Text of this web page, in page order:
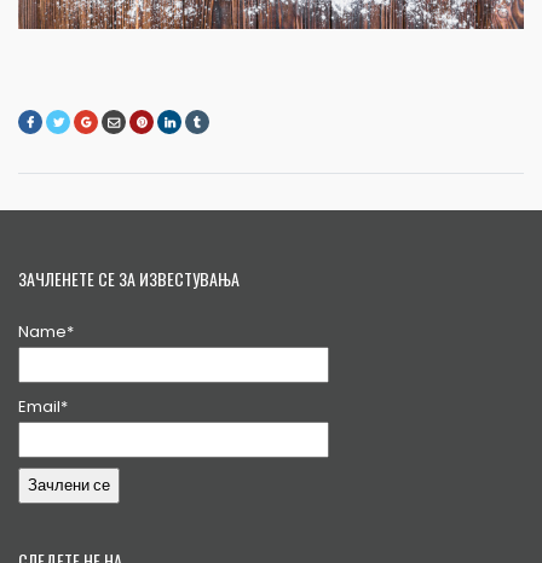
ЗАЧЛЕНЕТЕ СЕ ЗА ИЗВЕСТУВАЊА
Name*
Email*